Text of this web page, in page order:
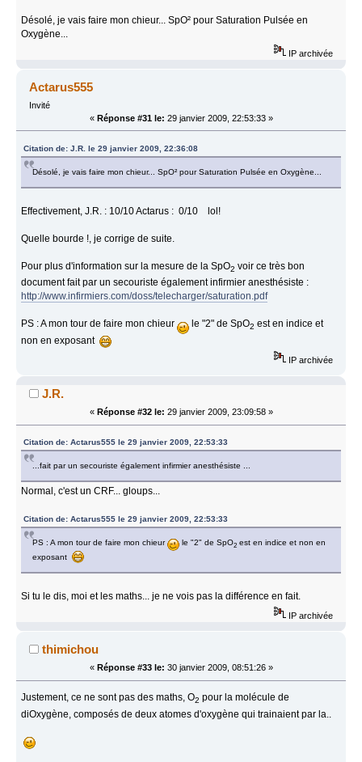
Désolé, je vais faire mon chieur... SpO² pour Saturation Pulsée en
Oxygène...
IP archivée
Actarus555
Invité
« Réponse #31 le: 29 janvier 2009, 22:53:33 »
Citation de: J.R. le 29 janvier 2009, 22:36:08
Désolé, je vais faire mon chieur... SpO² pour Saturation Pulsée en Oxygène...
Effectivement, J.R. : 10/10 Actarus : 0/10 lol!
Quelle bourde !, je corrige de suite.
Pour plus d'information sur la mesure de la SpO2 voir ce très bon
document fait par un secouriste également infirmier anesthésiste :
http://www.infirmiers.com/doss/telecharger/saturation.pdf
PS : A mon tour de faire mon chieur le "2" de SpO2 est en indice et
non en exposant
IP archivée
J.R.
« Réponse #32 le: 29 janvier 2009, 23:09:58 »
Citation de: Actarus555 le 29 janvier 2009, 22:53:33
...fait par un secouriste également infirmier anesthésiste ...
Normal, c'est un CRF... gloups...
Citation de: Actarus555 le 29 janvier 2009, 22:53:33
PS : A mon tour de faire mon chieur le "2" de SpO2 est en indice et non en
exposant
Si tu le dis, moi et les maths... je ne vois pas la différence en fait.
IP archivée
thimichou
« Réponse #33 le: 30 janvier 2009, 08:51:26 »
Justement, ce ne sont pas des maths, O2 pour la molécule de
diOxygène, composés de deux atomes d'oxygène qui trainaient par la..